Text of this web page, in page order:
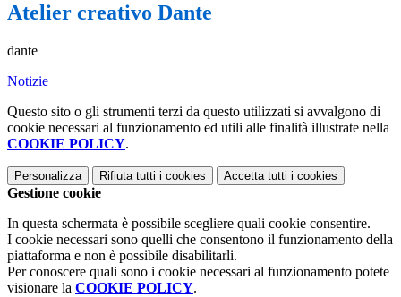
Atelier creativo Dante
dante
Notizie
Questo sito o gli strumenti terzi da questo utilizzati si avvalgono di
cookie necessari al funzionamento ed utili alle finalità illustrate nella
COOKIE POLICY.
Personalizza Rifiuta tutti i cookies Accetta tutti i cookies
Gestione cookie
In questa schermata è possibile scegliere quali cookie consentire.
I cookie necessari sono quelli che consentono il funzionamento della
piattaforma e non è possibile disabilitarli.
Per conoscere quali sono i cookie necessari al funzionamento potete
visionare la COOKIE POLICY.